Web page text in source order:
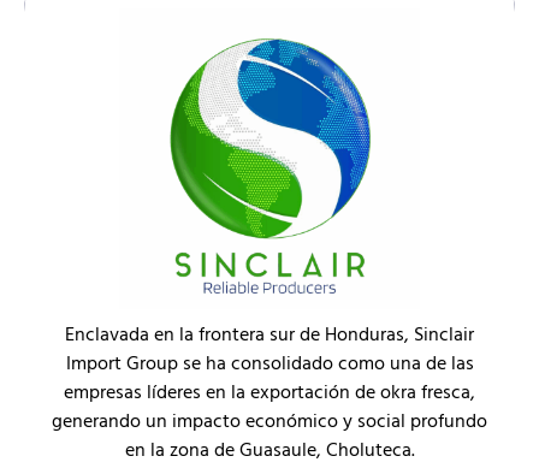
Enclavada en la frontera sur de Honduras, Sinclair
Import Group se ha consolidado como una de las
empresas líderes en la exportación de okra fresca,
generando un impacto económico y social profundo
en la zona de Guasaule, Choluteca.